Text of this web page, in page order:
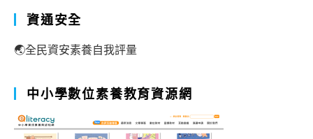
資通安全
🌏全民資安素養自我評量
中小學數位素養教育資源網